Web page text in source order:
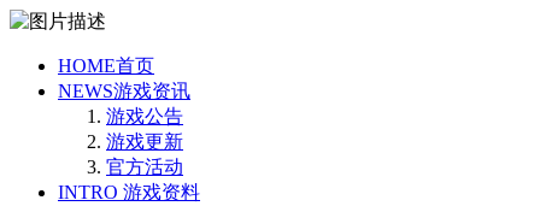
HOME首页
NEWS游戏资讯
游戏公告
游戏更新
官方活动
INTRO 游戏资料